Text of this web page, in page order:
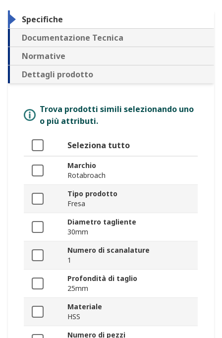
Specifiche
Documentazione Tecnica
Normative
Dettagli prodotto
Trova prodotti simili selezionando uno
o più attributi.
Seleziona tutto
Marchio
Rotabroach
Tipo prodotto
Fresa
Diametro tagliente
30mm
Numero di scanalature
1
Profondità di taglio
25mm
Materiale
HSS
Numero di pezzi